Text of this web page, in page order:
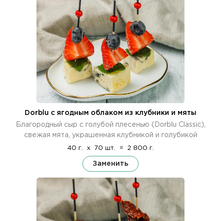
Dorblu с ягодным облаком из клубники и мяты
Благородный сыр с голубой плесенью (Dorblu Classic),
свежая мята, украшенная клубникой и голубикой
40 г. x 70 шт. = 2 800 г.
Заменить